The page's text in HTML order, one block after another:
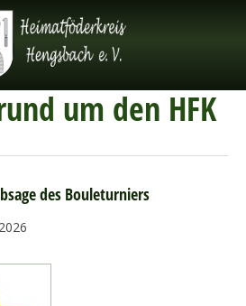
um den HFK
des Bouleturniers